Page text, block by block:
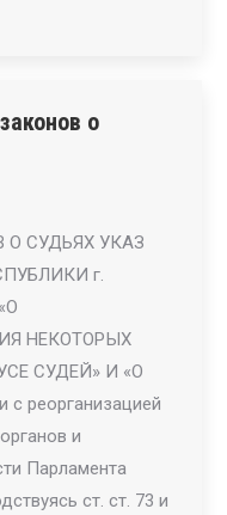
о
О СУДЬЯХ УКАЗ
г.
НЕКОТОРЫХ
СУДЕЙ» И «О
реорганизацией
и
Парламента
ст. ст. 73 и